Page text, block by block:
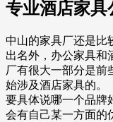
专业酒店家具
中山的家具厂还是比
出名外，办公家具和
厂有很大一部分是前
始涉及酒店家具的。
要具体说哪一个品牌
会有自己某一方面的